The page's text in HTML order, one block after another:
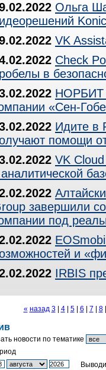
Ольга
VK
Check
в
НОРБИТ
«Сен-
Идите в
помощи
VK
аналитической
завершили
под
и
IRBIS
« назад 3| 4| 5| 6 7 8
новости по тематике